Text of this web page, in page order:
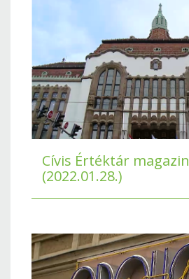
Cívis Értéktár magazin
(2022.01.28.)